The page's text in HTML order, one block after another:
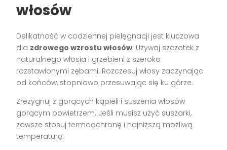
włosów
Delikatność w codziennej pielęgnacji jest kluczowa
dla zdrowego wzrostu włosów. Używaj szczotek z
naturalnego włosia i grzebieni z szeroko
rozstawionymi zębami. Rozczesuj włosy zaczynając
od końców, stopniowo przesuwając się ku górze.
Zrezygnuj z gorących kąpieli i suszenia włosów
gorącym powietrzem. Jeśli musisz użyć suszarki,
zawsze stosuj termoochronę i najniższą możliwą
temperaturę.